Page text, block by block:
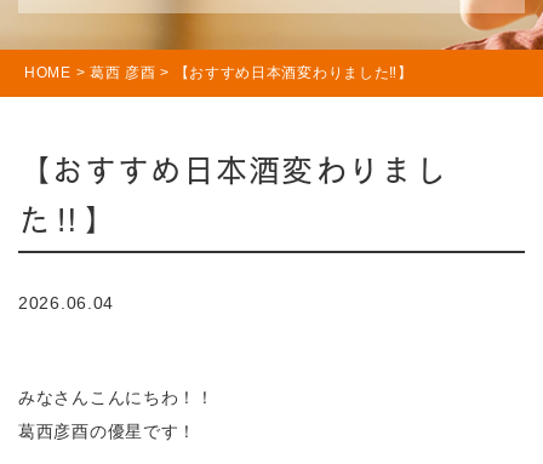
HOME > 葛西 彦酉 > 【おすすめ日本酒変わりました‼️】
【おすすめ日本酒変わりまし
た‼️】
2026.06.04
みなさんこんにちわ！！
葛西彦酉の優星です！